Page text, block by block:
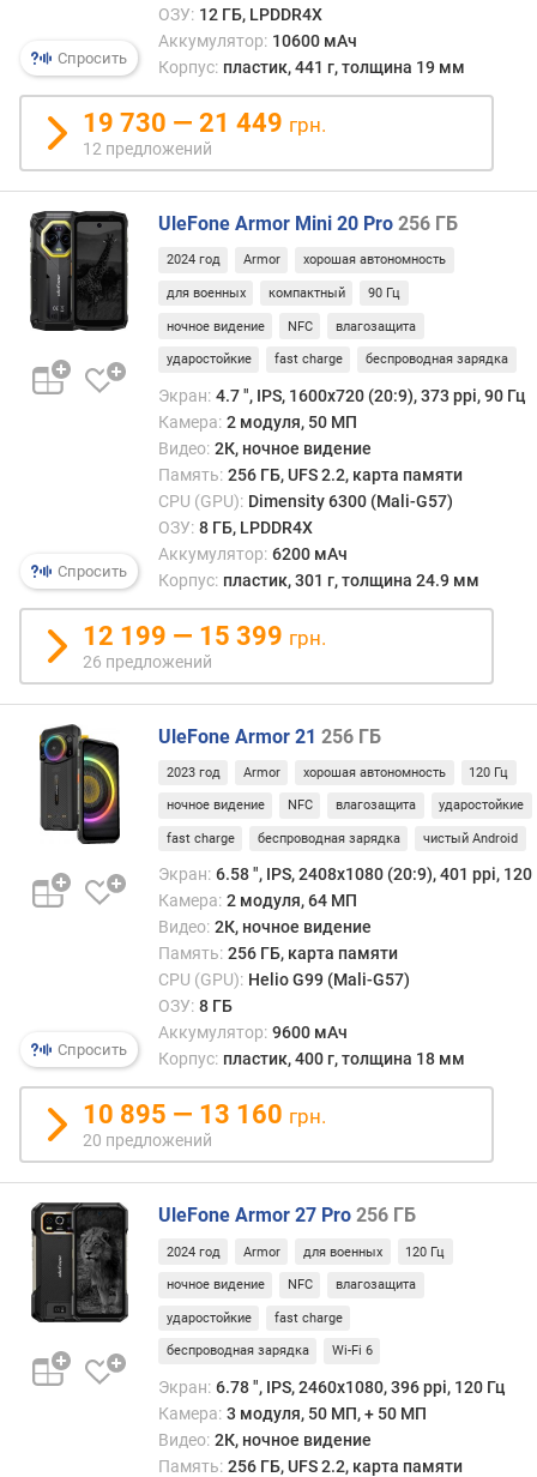
ь
(
Б
в
с
т
р
о
е
н
н
т
ь
(
Г
Б
)
е
м
к
о
с
ь
б
е
и
(
м
А
ч
)
в
е
(
)
Спросить
ОЗУ: 12 ГБ, LPDDR4X
Аккумулятор: 10600 мАч
Корпус: пластик, 441 г, толщина 19 мм
19 730 — 21 449 грн.
12 предложений
Спросить
UleFone Armor Mini 20 Pro 256 ГБ
2024 год Armor хорошая автономность
для военных компактный 90 Гц
ночное видение NFC влагозащита
ударостойкие fast charge беспроводная зарядка
Экран: 4.7 ", IPS, 1600х720 (20:9), 373 ppi, 90 Гц
Камера: 2 модуля, 50 МП
Видео: 2К, ночное видение
Память: 256 ГБ, UFS 2.2, карта памяти
CPU (GPU): Dimensity 6300 (Mali-G57)
ОЗУ: 8 ГБ, LPDDR4X
Аккумулятор: 6200 мАч
Корпус: пластик, 301 г, толщина 24.9 мм
12 199 — 15 399 грн.
26 предложений
Спросить
UleFone Armor 21 256 ГБ
2023 год Armor хорошая автономность 120 Гц
ночное видение NFC влагозащита ударостойкие
fast charge беспроводная зарядка чистый Android
Экран: 6.58 ", IPS, 2408х1080 (20:9), 401 ppi, 120
Камера: 2 модуля, 64 МП
Видео: 2К, ночное видение
Память: 256 ГБ, карта памяти
CPU (GPU): Helio G99 (Mali-G57)
ОЗУ: 8 ГБ
Аккумулятор: 9600 мАч
Корпус: пластик, 400 г, толщина 18 мм
10 895 — 13 160 грн.
20 предложений
UleFone Armor 27 Pro 256 ГБ
2024 год Armor для военных 120 Гц
ночное видение NFC влагозащита
ударостойкие fast charge
беспроводная зарядка Wi-Fi 6
Экран: 6.78 ", IPS, 2460х1080, 396 ppi, 120 Гц
Камера: 3 модуля, 50 МП, + 50 МП
Видео: 2К, ночное видение
Память: 256 ГБ, UFS 2.2, карта памяти